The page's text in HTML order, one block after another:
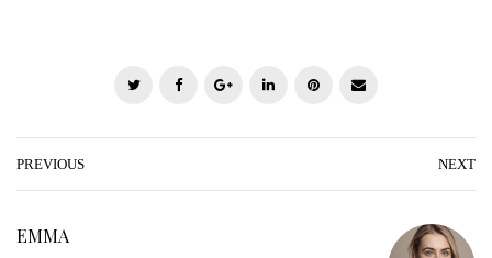
i
t
c
b
o
l
n
e
n
e
a
l
PREVIOUS NEXT
EMMA